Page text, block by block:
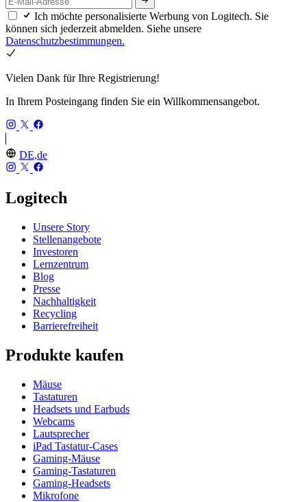
Ich möchte personalisierte Werbung von Logitech. Sie
können sich jederzeit abmelden. Siehe unsere
Datenschutzbestimmungen.
Vielen Dank für Ihre Registrierung!
In Ihrem Posteingang finden Sie ein Willkommensangebot.
DE,de
Logitech
Unsere Story
Stellenangebote
Investoren
Lernzentrum
Blog
Presse
Nachhaltigkeit
Recycling
Barrierefreiheit
Produkte kaufen
Mäuse
Tastaturen
Headsets und Earbuds
Webcams
Lautsprecher
iPad Tastatur-Cases
Gaming-Mäuse
Gaming-Tastaturen
Gaming-Headsets
Mikrofone